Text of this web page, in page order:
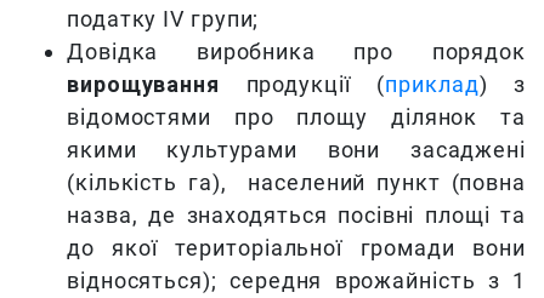
податку IV групи;
Довідка виробника про порядок
вирощування продукції (приклад) з
відомостями про площу ділянок та
якими культурами вони засаджені
(кількість га), населений пункт (повна
назва, де знаходяться посівні площі та
до якої територіальної громади вони
відносяться); середня врожайність з 1